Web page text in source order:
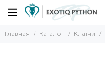
Главная Каталог Клатчи